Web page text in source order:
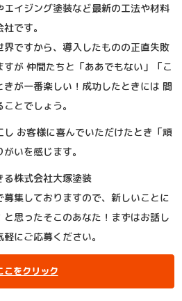
イジング塗装など最新の工法や材料
です。
ですから、導入したものの正直失敗
が 仲間たちと「ああでもない」「こ
が一番楽しい！成功したときには 間
とでしょう。
お客様に喜んでいただけたとき「頑
いを感じます。
る株式会社大塚塗装
集しておりますので、新しいことに
思ったそこのあなた！まずはお話し
にご応募ください。
こをクリック